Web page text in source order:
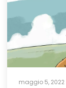
maggio 5, 2022